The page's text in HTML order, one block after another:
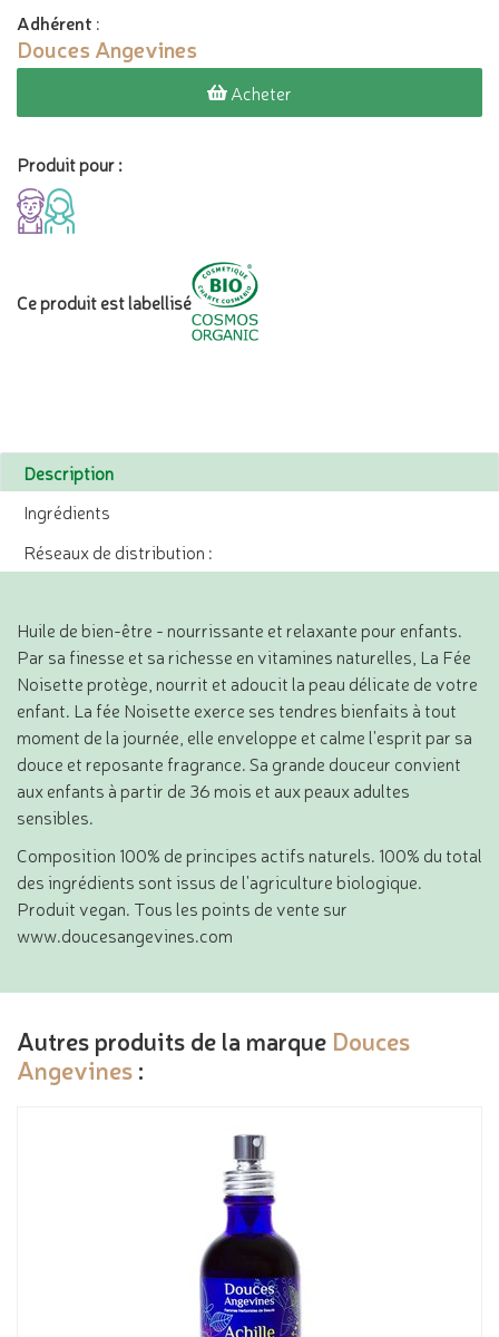
Adhérent :
Douces Angevines
Acheter
Produit pour :
Ce produit est labellisé
Description
Ingrédients
Réseaux de distribution :
Huile de bien-être - nourrissante et relaxante pour enfants.
Par sa finesse et sa richesse en vitamines naturelles, La Fée
Noisette protège, nourrit et adoucit la peau délicate de votre
enfant. La fée Noisette exerce ses tendres bienfaits à tout
moment de la journée, elle enveloppe et calme l'esprit par sa
douce et reposante fragrance. Sa grande douceur convient
aux enfants à partir de 36 mois et aux peaux adultes
sensibles.
Composition 100% de principes actifs naturels. 100% du total
des ingrédients sont issus de l'agriculture biologique.
Produit vegan. Tous les points de vente sur
www.doucesangevines.com
Autres produits de la marque Douces
Angevines :